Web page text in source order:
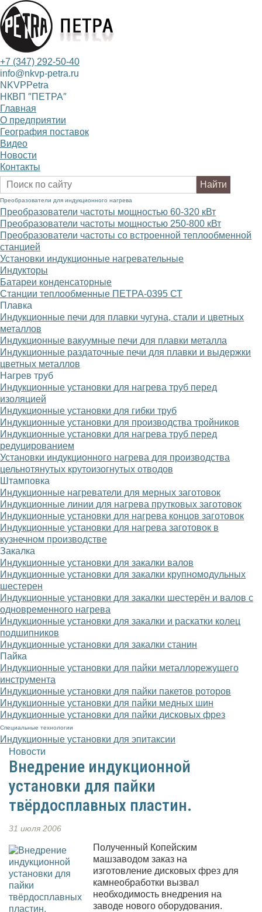
+7 (347) 292-50-40
info@nkvp-petra.ru
NKVPPetra
НКВП ″ПЕТРА″
Главная
О предприятии
География поставок
Видео
Новости
Контакты
Преобразователи для индукционного нагрева
Преобразователи частоты мощностью 60-320 кВт
Преобразователи частоты мощностью 250-800 кВт
Преобразователи частоты со встроенной теплообменной
станцией
Установки индукционные нагревательные
Индукторы
Батареи конденсаторные
Станции теплообменные ПЕТРА-0395 СТ
Плавка
Индукционные печи для плавки чугуна, стали и цветных
металлов
Индукционные вакуумные печи для плавки металла
Индукционные раздаточные печи для плавки и выдержки
цветных металлов
Нагрев труб
Индукционные установки для нагрева труб перед
изоляцией
Индукционные установки для гибки труб
Индукционные установки для производства тройников
Индукционные установки для нагрева труб перед
редуцированием
Установки индукционного нагрева для производства
цельнотянутых крутоизогнутых отводов
Штамповка
Индукционные нагреватели для мерных заготовок
Индукционные линии для нагрева прутковых заготовок
Индукционные установки для нагрева концов заготовок
Индукционные установки для нагрева заготовок в
кузнечном производстве
Закалка
Индукционные установки для закалки валов
Индукционные установки для закалки крупномодульных
шестерен
Индукционные установки для закалки шестерён и валов с
одновременного нагрева
Индукционные установки для закалки и раскатки колец
подшипников
Индукционные установки для закалки станин
Пайка
Индукционные установки для пайки металлорежущего
инструмента
Индукционные установки для пайки пакетов роторов
Индукционные установки для пайки медных шин
Индукционные установки для пайки дисковых фрез
Специальные технологии
Индукционные установки для эпитаксии
Новости
Внедрение индукционной
установки для пайки
твёрдосплавных пластин.
31 июля 2006
Полученный Копейским
машзаводом заказ на
изготовление дисковых фрез для
камнеобработки вызвал
необходимость внедрения на
заводе нового оборудования.